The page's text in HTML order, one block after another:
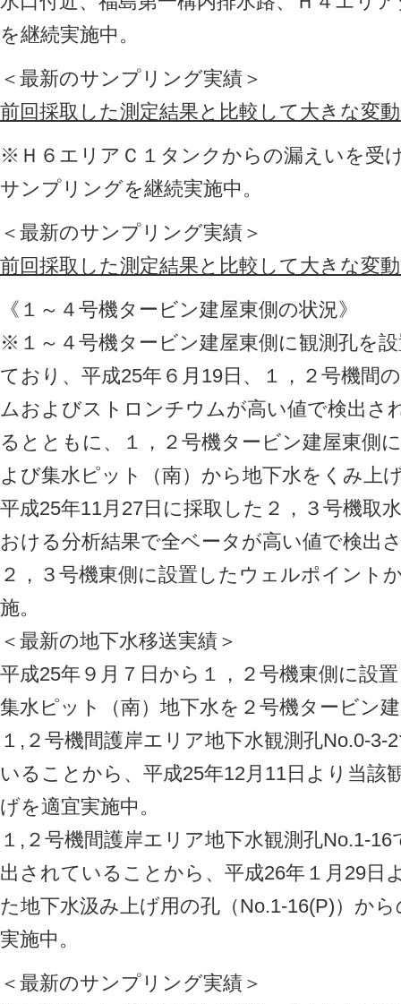
を継続実施中。
＜最新のサンプリング実績＞
前回採取した測定結果と比較して大きな変
※Ｈ６エリアＣ１タンクからの漏えいを受
サンプリングを継続実施中。
＜最新のサンプリング実績＞
前回採取した測定結果と比較して大きな変
《１～４号機タービン建屋東側の状況》
※１～４号機タービン建屋東側に観測孔を
ており、平成25年６月19日、１，２号機間
ムおよびストロンチウムが高い値で検出さ
るとともに、１，２号機タービン建屋東側
よび集水ピット（南）から地下水をくみ上
平成25年11月27日に採取した２，３号機取
おける分析結果で全ベータが高い値で検出
２，３号機東側に設置したウェルポイント
施。
＜最新の地下水移送実績＞
平成25年９月７日から１，２号機東側に設
集水ピット（南）地下水を２号機タービン
１,２号機間護岸エリア地下水観測孔No.0-
いることから、平成25年12月11日より当該
げを適宜実施中。
１,２号機間護岸エリア地下水観測孔No.1-
出されていることから、平成26年１月29日
た地下水汲み上げ用の孔（No.1-16(P)）か
実施中。
＜最新のサンプリング実績＞